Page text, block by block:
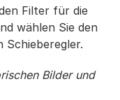
Filter für die
wählen Sie den
Schieberegler.
Bilder und